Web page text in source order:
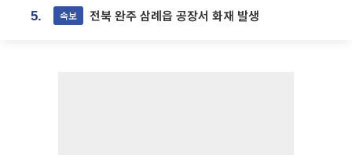
5. 속보 전북 완주 삼례읍 공장서 화재 발생